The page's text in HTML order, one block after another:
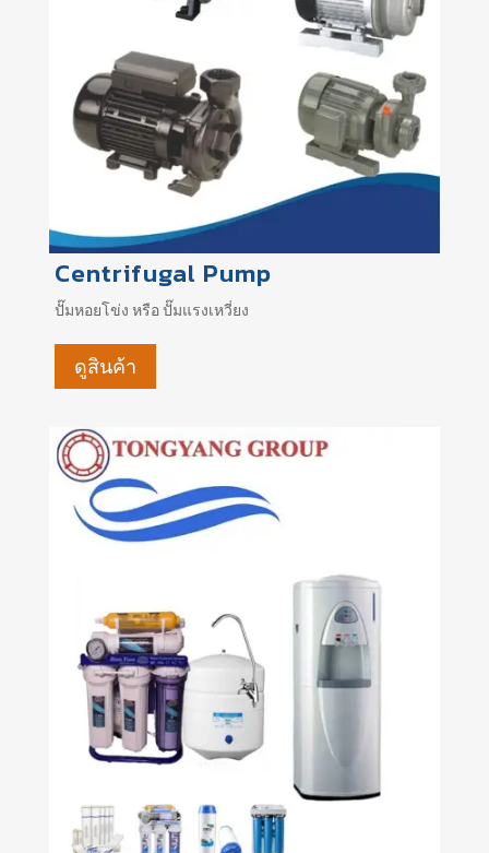
Centrifugal Pump
ปั๊มหอยโข่ง หรือ ปั๊มแรงเหวี่ยง
ดูสินค้า